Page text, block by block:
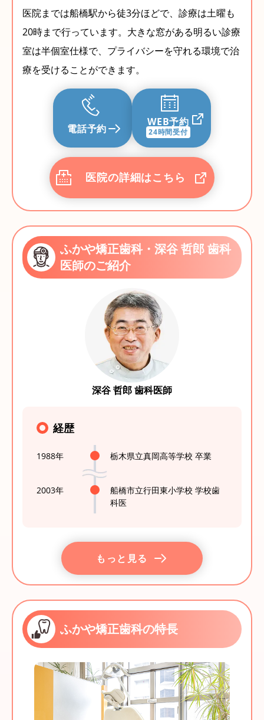
医院までは船橋駅から徒3分ほどで、診療は土曜も
20時まで行っています。大きな窓がある明るい診療
室は半個室仕様で、プライバシーを守れる環境で治
療を受けることができます。
電話予約
WEB予約
24時間受付
医院の詳細はこちら
ふかや矯正歯科・深谷 哲郎 歯科
医師のご紹介
深谷 哲郎 歯科医師
経歴
1988年 栃木県立真岡高等学校 卒業
2003年
船橋市立行田東小学校 学校歯
科医
もっと見る
ふかや矯正歯科の特長